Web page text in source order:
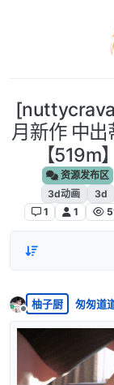
月新作 中出
【519m】
资源发布区
3d动画
3d
1
1
离线
柚子厨 匆匆道